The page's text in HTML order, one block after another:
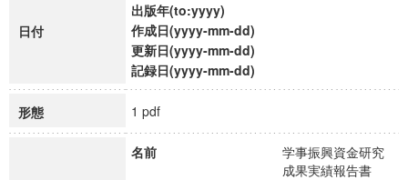
日付
出版年(to:yyyy)
作成日(yyyy-mm-dd)
更新日(yyyy-mm-dd)
記録日(yyyy-mm-dd)
形態 1 pdf
名前
学事振興資金研究
成果実績報告書